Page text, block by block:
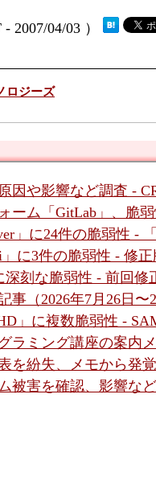
- 2007/04/03 ）
ロジーズ
因や影響など調査 -
ーム「GitLab」、脆
」に24件の脆弱性 -
」に3件の脆弱性 - 修
深刻な脆弱性 - 前回修
事（2026年7月26日〜
」に複数脆弱性 -
ラミング講座の案内
を紛失、メモから発
被害を確認、影響な